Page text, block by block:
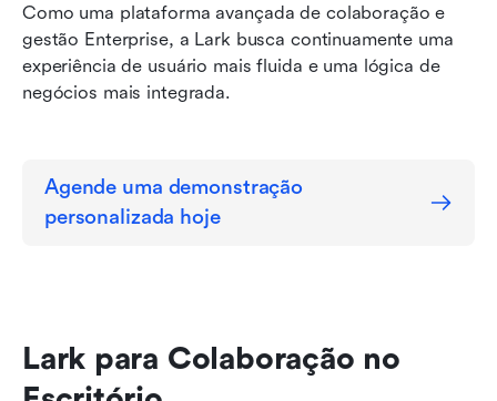
Como uma plataforma avançada de colaboração e
gestão Enterprise, a Lark busca continuamente uma
experiência de usuário mais fluida e uma lógica de
negócios mais integrada.
Agende uma demonstração
personalizada hoje
Lark para Colaboração no